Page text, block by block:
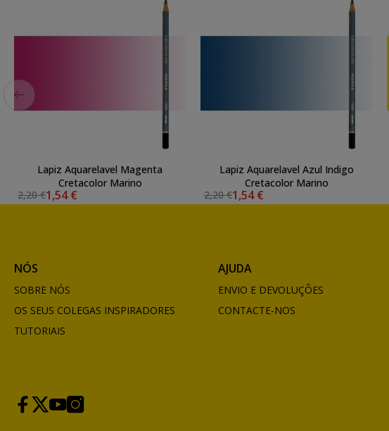
Lapiz Aquarelavel Magenta
Cretacolor Marino
2,20 €1,54 €
Lapiz Aquarelavel Azul Indigo
Cretacolor Marino
2,20 €1,54 €
NÓS
SOBRE NÓS
OS SEUS COLEGAS INSPIRADORES
TUTORIAIS
AJUDA
ENVIO E DEVOLUÇÕES
CONTACTE-NOS